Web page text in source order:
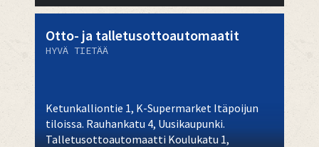
Otto- ja talletusottoautomaatit
HYVÄ TIETÄÄ
Ketunkalliontie 1, K-Supermarket Itäpoijun
tiloissa. Rauhankatu 4, Uusikaupunki.
Talletusottoautomaatti Koulukatu 1,